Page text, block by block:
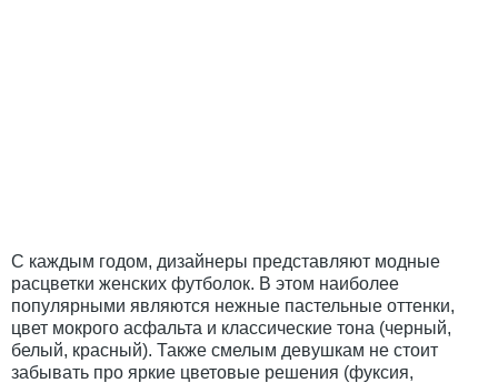
С каждым годом, дизайнеры представляют модные
расцветки женских футболок. В этом наиболее
популярными являются нежные пастельные оттенки,
цвет мокрого асфальта и классические тона (черный,
белый, красный). Также смелым девушкам не стоит
забывать про яркие цветовые решения (фуксия,